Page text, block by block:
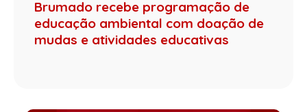
Brumado recebe programação de
educação ambiental com doação de
mudas e atividades educativas